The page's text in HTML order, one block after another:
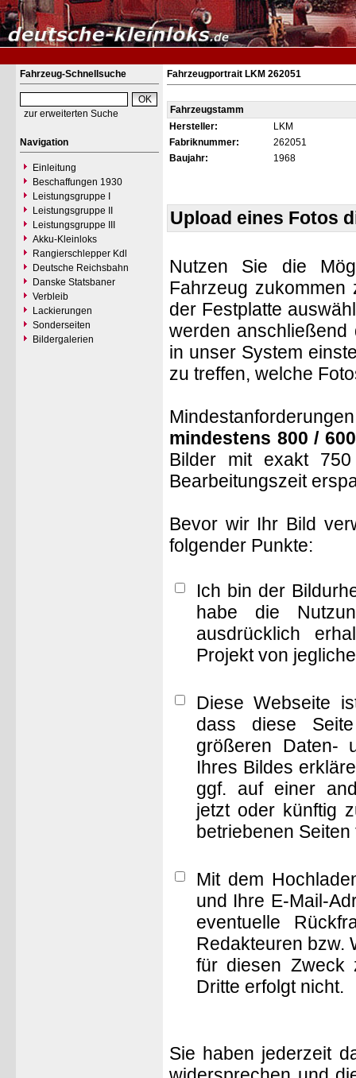
Fahrzeug-Schnellsuche
zur erweiterten Suche
Navigation
Einleitung
Beschaffungen 1930
Leistungsgruppe I
Leistungsgruppe II
Leistungsgruppe III
Akku-Kleinloks
Rangierschlepper Kdl
Deutsche Reichsbahn
Danske Statsbaner
Verbleib
Lackierungen
Sonderseiten
Bildergalerien
Fahrzeugportrait LKM 262051
Fahrzeugstamm
Hersteller:
LKM
Fabriknummer:
262051
Baujahr:
1968
Upload eines Fotos
Nutzen Sie die
Fahrzeug
der Festplatte
werden anschließend
in unser System
zu treffen, welche
mindestens 800 /
Bilder mit exakt
Bearbeitungszeit
Bevor wir Ihr Bild
folgender Punkte:
Ich bin der
habe die
ausdrücklich
Projekt von
Diese Webseite
dass diese
größeren Daten-
Ihres Bildes
ggf. auf einer
jetzt oder künftig
betriebenen
Mit dem
und Ihre E-Mail-
eventuelle
Redakteuren bzw.
für diesen Zweck
Dritte erfolgt nicht.
Sie haben jederzeit